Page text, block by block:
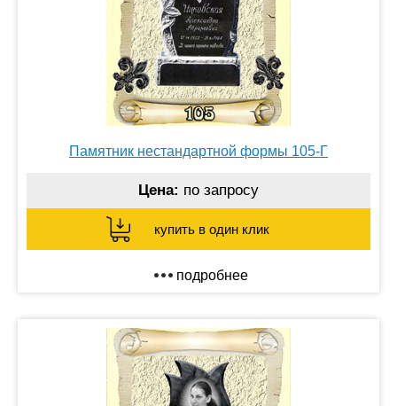
Памятник нестандартной формы 105-Г
Цена: по запросу
купить в один клик
подробнее